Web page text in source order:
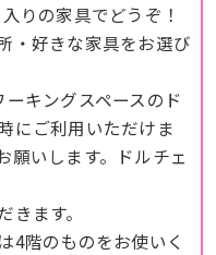
りの家具でどうぞ！
・好きな家具をお選び
キングスペースのド
にご利用いただけま
いします。ドルチェ
きます。
4階のものをお使いく